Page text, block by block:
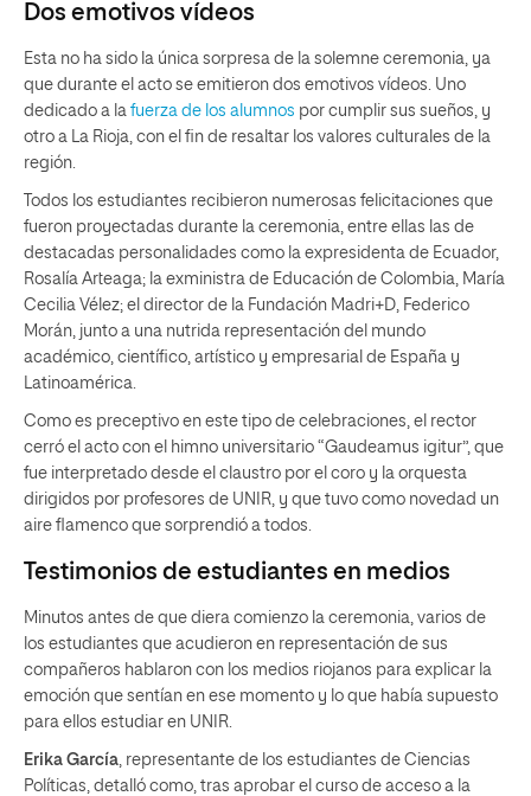
Dos emotivos vídeos
Esta no ha sido la única sorpresa de la solemne ceremonia, ya
que durante el acto se emitieron dos emotivos vídeos. Uno
dedicado a la fuerza de los alumnos por cumplir sus sueños, y
otro a La Rioja, con el fin de resaltar los valores culturales de la
región.
Todos los estudiantes recibieron numerosas felicitaciones que
fueron proyectadas durante la ceremonia, entre ellas las de
destacadas personalidades como la expresidenta de Ecuador,
Rosalía Arteaga; la exministra de Educación de Colombia, María
Cecilia Vélez; el director de la Fundación Madri+D, Federico
Morán, junto a una nutrida representación del mundo
académico, científico, artístico y empresarial de España y
Latinoamérica.
Como es preceptivo en este tipo de celebraciones, el rector
cerró el acto con el himno universitario “Gaudeamus igitur”, que
fue interpretado desde el claustro por el coro y la orquesta
dirigidos por profesores de UNIR, y que tuvo como novedad un
aire flamenco que sorprendió a todos.
Testimonios de estudiantes en medios
Minutos antes de que diera comienzo la ceremonia, varios de
los estudiantes que acudieron en representación de sus
compañeros hablaron con los medios riojanos para explicar la
emoción que sentían en ese momento y lo que había supuesto
para ellos estudiar en UNIR.
Erika García, representante de los estudiantes de Ciencias
Políticas, detalló como, tras aprobar el curso de acceso a la